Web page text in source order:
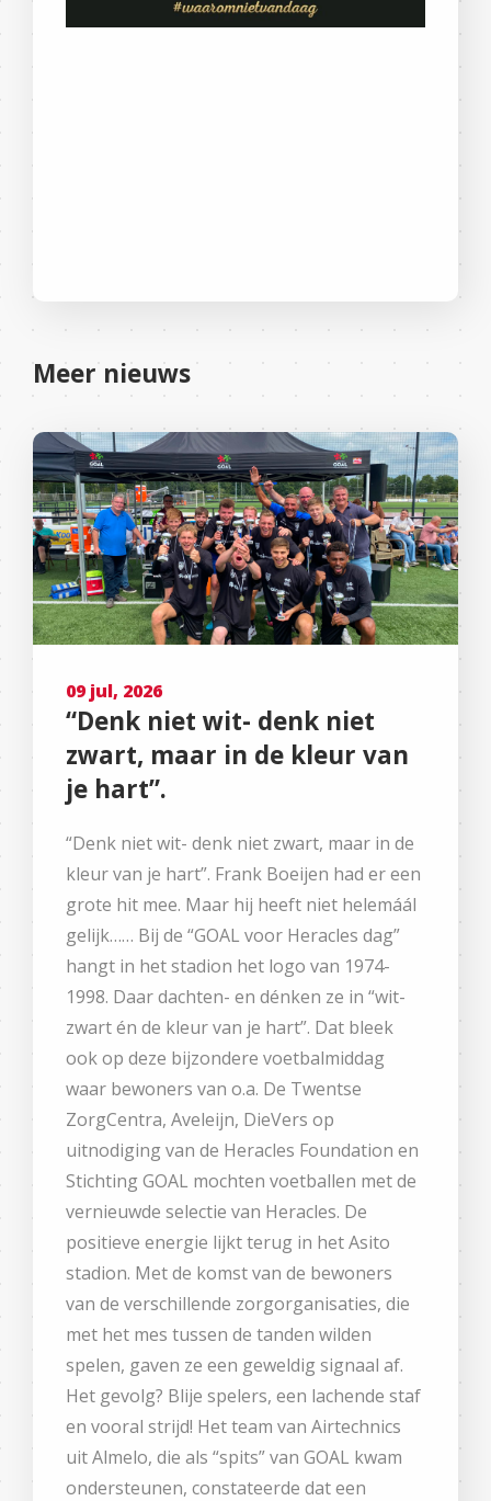
Meer nieuws
09 jul, 2026
“Denk niet wit- denk niet
zwart, maar in de kleur van
je hart”.
“Denk niet wit- denk niet zwart, maar in de
kleur van je hart”. Frank Boeijen had er een
grote hit mee. Maar hij heeft niet helemáál
gelijk…… Bij de “GOAL voor Heracles dag”
hangt in het stadion het logo van 1974-
1998. Daar dachten- en dénken ze in “wit-
zwart én de kleur van je hart”. Dat bleek
ook op deze bijzondere voetbalmiddag
waar bewoners van o.a. De Twentse
ZorgCentra, Aveleijn, DieVers op
uitnodiging van de Heracles Foundation en
Stichting GOAL mochten voetballen met de
vernieuwde selectie van Heracles. De
positieve energie lijkt terug in het Asito
stadion. Met de komst van de bewoners
van de verschillende zorgorganisaties, die
met het mes tussen de tanden wilden
spelen, gaven ze een geweldig signaal af.
Het gevolg? Blije spelers, een lachende staf
en vooral strijd! Het team van Airtechnics
uit Almelo, die als “spits” van GOAL kwam
ondersteunen, constateerde dat een